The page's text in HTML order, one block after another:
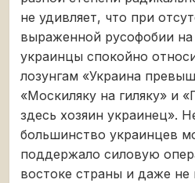
не удивляет, что при
выраженной русофобии
украинцы спокойно
лозунгам «Украина
«Москиляку на гиляку» и
здесь хозяин украинец».
большинство украинцев
поддержало силовую
востоке страны и даже не